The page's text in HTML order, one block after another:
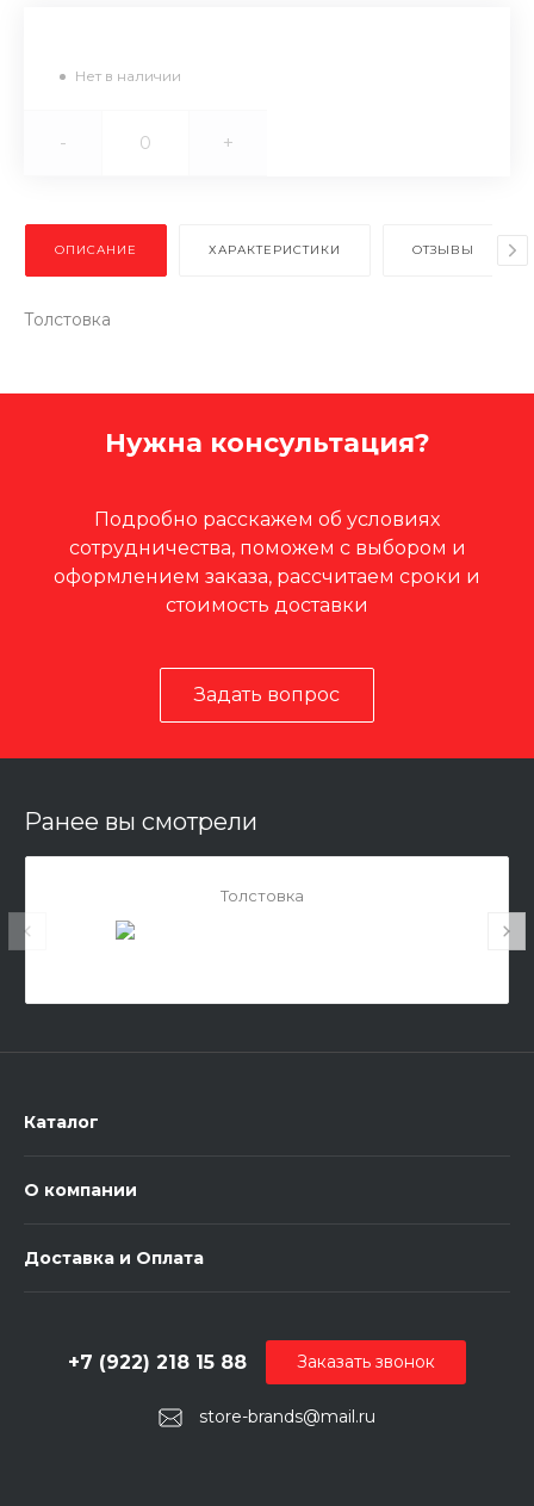
Нет в наличии
- +
ОПИСАНИЕ ХАРАКТЕРИСТИКИ ОТЗЫВЫ
Толстовка
Нужна консультация?
Подробно расскажем об условиях
сотрудничества, поможем с выбором и
оформлением заказа, рассчитаем сроки и
стоимость доставки
Задать вопрос
Ранее вы смотрели
Толстовка
Каталог
О компании
Доставка и Оплата
store-brands@mail.ru
+7 (922) 218 15 88 Заказать звонок